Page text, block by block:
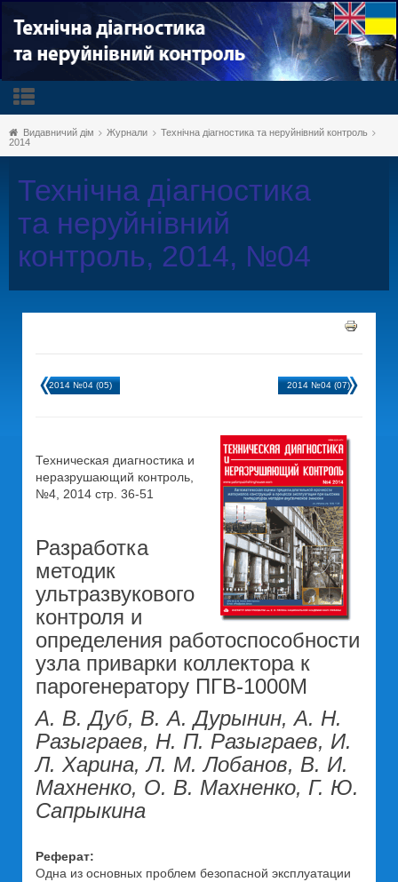
Видавничий дім Журнали
Технічна діагностика та неруйнівний контроль
2014
Технічна діагностика
та неруйнівний
контроль, 2014, №04
2014 №04 (05) 2014 №04 (07)
Техническая диагностика и
неразрушающий контроль,
№4, 2014 стр. 36-51
Разработка
методик
ультразвукового
контроля и
определения работоспособности
узла приварки коллектора к
парогенератору ПГВ-1000М
А. В. Дуб, В. А. Дурынин, А. Н.
Разыграев, Н. П. Разыграев, И.
Л. Харина, Л. М. Лобанов, В. И.
Махненко, О. В. Махненко, Г. Ю.
Сапрыкина
Реферат:
Одна из основных проблем безопасной эксплуатации